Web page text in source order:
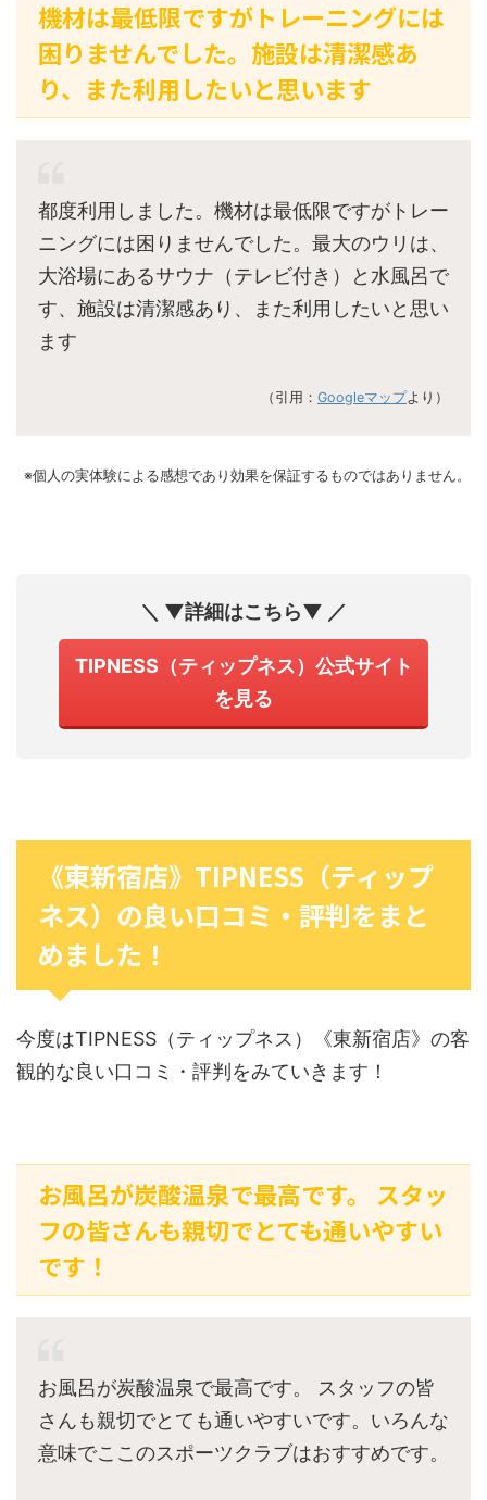
機材は最低限ですがトレーニングには
困りませんでした。施設は清潔感あ
り、また利用したいと思います
都度利用しました。機材は最低限ですがトレー
ニングには困りませんでした。最大のウリは、
大浴場にあるサウナ（テレビ付き）と水風呂で
す、施設は清潔感あり、また利用したいと思い
ます
（引用： Googleマップより）
※個人の実体験による感想であり効果を保証するものではありません。
＼ ▼詳細はこちら▼ ／
TIPNESS（ティップネス）公式サイト
を見る
《東新宿店》TIPNESS（ティップ
ネス）の良い口コミ・評判をまと
めました！
今度はTIPNESS（ティップネス）《東新宿店》の客
観的な良い口コミ・評判をみていきます！
お風呂が炭酸温泉で最高です。 スタッ
フの皆さんも親切でとても通いやすい
です！
お風呂が炭酸温泉で最高です。 スタッフの皆
さんも親切でとても通いやすいです。いろんな
意味でここのスポーツクラブはおすすめです。